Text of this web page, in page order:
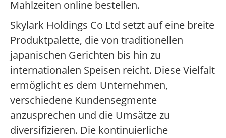
Mahlzeiten online bestellen.
Skylark Holdings Co Ltd setzt auf eine breite
Produktpalette, die von traditionellen
japanischen Gerichten bis hin zu
internationalen Speisen reicht. Diese Vielfalt
ermöglicht es dem Unternehmen,
verschiedene Kundensegmente
anzusprechen und die Umsätze zu
diversifizieren. Die kontinuierliche